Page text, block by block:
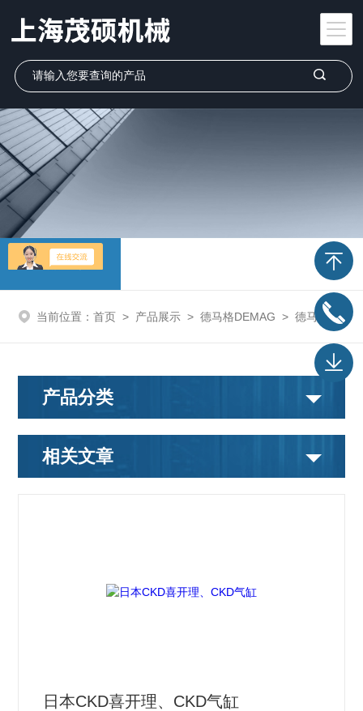
产品展示
当前位置： 首页 > 产品展示 > 德马格DEMAG > 德马格DEMAG 压力传感器
产品分类
相关文章
日本CKD喜开理、CKD气缸